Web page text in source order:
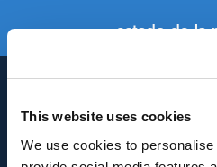
This website uses cookies
We use cookies to
estado de la